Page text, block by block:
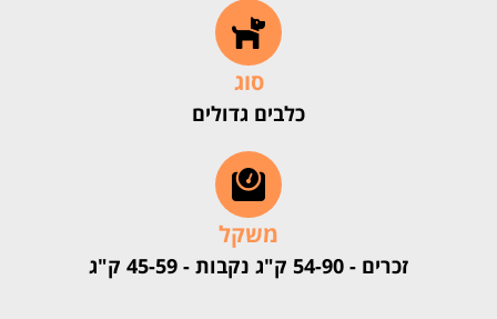
סוג
כלבים גדולים
משקל
זכרים - 54-90 ק"ג נקבות - 45-59 ק"ג